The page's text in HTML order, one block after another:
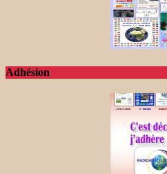
Adhésion